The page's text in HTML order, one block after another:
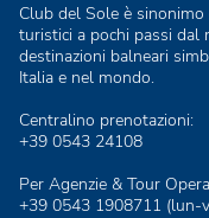
Club del Sole è sinonimo
turistici a pochi passi dal
destinazioni balneari
Italia e nel mondo.
Centralino prenotazioni:
+39 0543 24108
Per Agenzie & Tour
+39 0543 1908711 (lun-